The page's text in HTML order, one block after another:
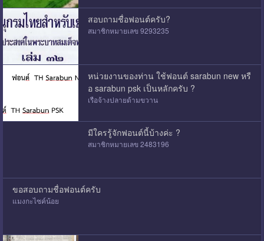
สอบถามชื่อฟอนต์ครับ?
สมาชิกหมายเลข 9293235
หน่วยงานของท่าน ใช้ฟอนต์ sarabun new หรื
อ sarabun psk เป็นหลักครับ ?
เรือจ้างปลายด้ามขวาน
มีใครรู้จักฟอนต์นี้บ้างค่ะ ?
สมาชิกหมายเลข 2483196
ขอสอบถามชื่อฟอนต์ครับ
แมงกะไซค์น้อย